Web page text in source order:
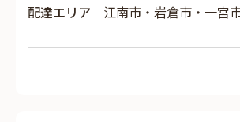
配達エリア
江南市・岩倉市・一宮